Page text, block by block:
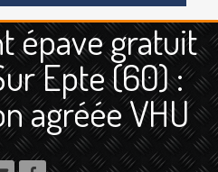
épave gratuit
Epte (60) :
agréée VHU